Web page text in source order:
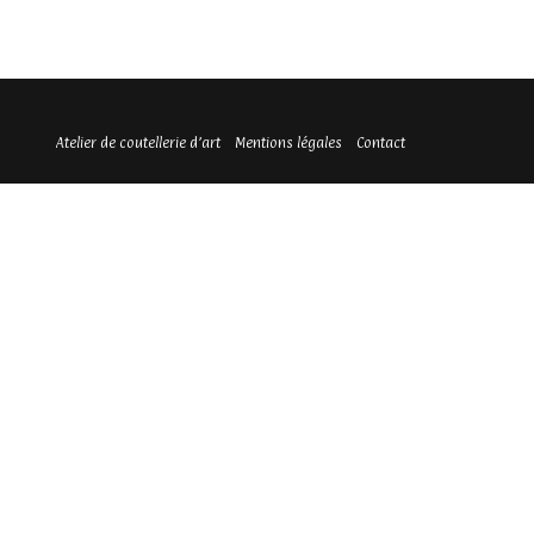
Atelier de coutellerie d’art Mentions légales Contact